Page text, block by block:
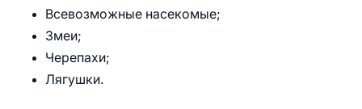
Всевозможные насекомые;
Змеи;
Черепахи;
Лягушки.